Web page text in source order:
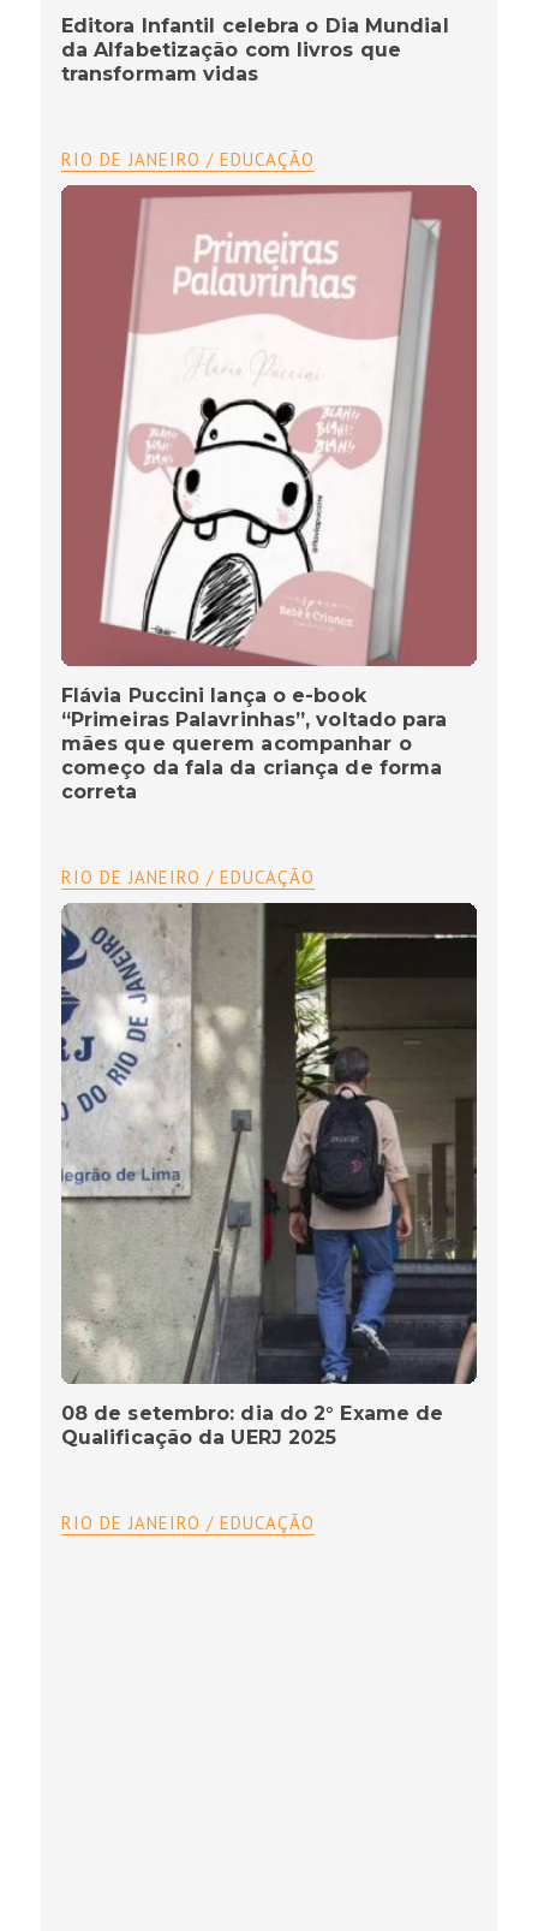
Editora Infantil celebra o Dia Mundial
da Alfabetização com livros que
transformam vidas
RIO DE JANEIRO / EDUCAÇÃO
Flávia Puccini lança o e-book
“Primeiras Palavrinhas”, voltado para
mães que querem acompanhar o
começo da fala da criança de forma
correta
RIO DE JANEIRO / EDUCAÇÃO
08 de setembro: dia do 2° Exame de
Qualificação da UERJ 2025
RIO DE JANEIRO / EDUCAÇÃO